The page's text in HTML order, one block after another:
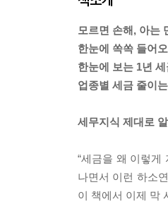
모르면 손해, 아는
한눈에 쏙쏙 들어
한눈에 보는 1년
업종별 세금 줄이
세무지식 제대로
“세금을 왜 이렇게
나면서 이런 하소
이 책에서 이제 막